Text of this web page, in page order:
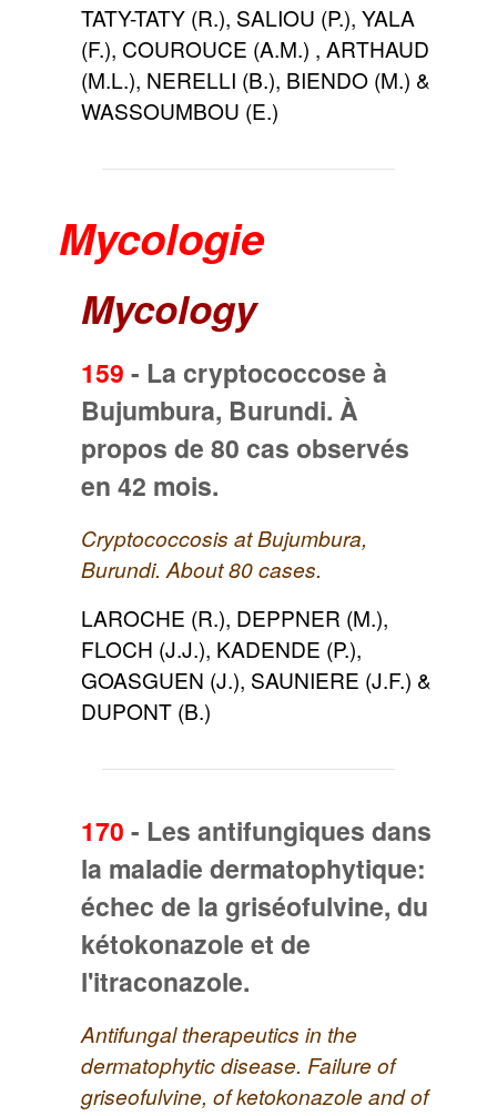
TATY-TATY (R.), SALIOU (P.), YALA
(F.), COUROUCE (A.M.) , ARTHAUD
(M.L.), NERELLI (B.), BIENDO (M.) &
WASSOUMBOU (E.)
Mycologie
Mycology
159 - La cryptococcose à
Bujumbura, Burundi. À
propos de 80 cas observés
en 42 mois.
Cryptococcosis at Bujumbura,
Burundi. About 80 cases.
LAROCHE (R.), DEPPNER (M.),
FLOCH (J.J.), KADENDE (P.),
GOASGUEN (J.), SAUNIERE (J.F.) &
DUPONT (B.)
170 - Les antifungiques dans
la maladie dermatophytique:
échec de la griséofulvine, du
kétokonazole et de
l'itraconazole.
Antifungal therapeutics in the
dermatophytic disease. Failure of
griseofulvine, of ketokonazole and of